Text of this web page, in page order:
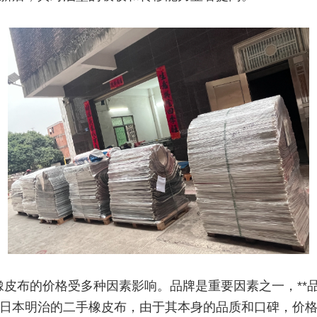
皮布的价格受多种因素影响。品牌是重要因素之一，**
本明治的二手橡皮布，由于其本身的品质和口碑，价